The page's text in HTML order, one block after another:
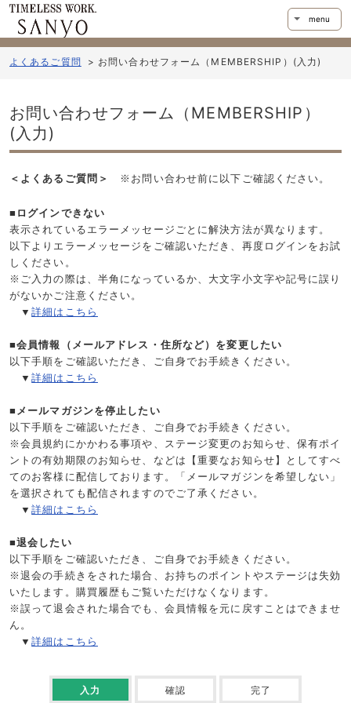
menu
よくあるご質問 > お問い合わせフォーム（MEMBERSHIP） ( 入力)
お問い合わせフォーム（MEMBERSHIP）
( 入力 )
＜よくあるご質問＞ ※お問い合わせ前に以下ご確認ください。
■ログインできない
表示されているエラーメッセージごとに解決方法が異なります。
以下よりエラーメッセージをご確認いただき、再度ログインをお試
しください。
※ご入力の際は、半角になっているか、大文字小文字や記号に誤り
がないかご注意ください。
▼詳細はこちら
■会員情報（メールアドレス・住所など）を変更したい
以下手順をご確認いただき、ご自身でお手続きください。
▼詳細はこちら
■メールマガジンを停止したい
以下手順をご確認いただき、ご自身でお手続きください。
※会員規約にかかわる事項や、ステージ変更のお知らせ、保有ポイ
ントの有効期限のお知らせ、などは【重要なお知らせ】としてすべ
てのお客様に配信しております。「メールマガジンを希望しない」
を選択されても配信されますのでご了承ください。
▼詳細はこちら
■退会したい
以下手順をご確認いただき、ご自身でお手続きください。
※退会の手続きをされた場合、お持ちのポイントやステージは失効
いたします。購買履歴もご覧いただけなくなります。
※誤って退会された場合でも、会員情報を元に戻すことはできませ
ん。
▼詳細はこちら
入力 確認 完了